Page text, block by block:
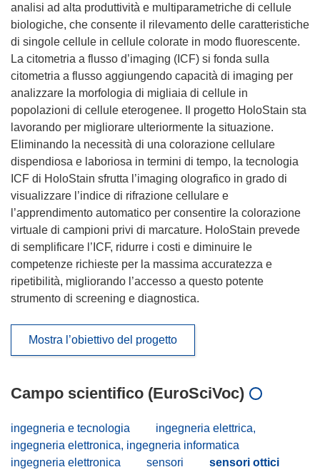
analisi ad alta produttività e multiparametriche di cellule
biologiche, che consente il rilevamento delle caratteristiche
di singole cellule in cellule colorate in modo fluorescente.
La citometria a flusso d’imaging (ICF) si fonda sulla
citometria a flusso aggiungendo capacità di imaging per
analizzare la morfologia di migliaia di cellule in
popolazioni di cellule eterogenee. Il progetto HoloStain sta
lavorando per migliorare ulteriormente la situazione.
Eliminando la necessità di una colorazione cellulare
dispendiosa e laboriosa in termini di tempo, la tecnologia
ICF di HoloStain sfrutta l’imaging olografico in grado di
visualizzare l’indice di rifrazione cellulare e
l’apprendimento automatico per consentire la colorazione
virtuale di campioni privi di marcature. HoloStain prevede
di semplificare l’ICF, ridurre i costi e diminuire le
competenze richieste per la massima accuratezza e
ripetibilità, migliorando l’accesso a questo potente
strumento di screening e diagnostica.
Mostra l’obiettivo del progetto
Campo scientifico (EuroSciVoc)
ingegneria e tecnologia
ingegneria elettrica,
ingegneria elettronica, ingegneria informatica
ingegneria elettronica
sensori
sensori ottici